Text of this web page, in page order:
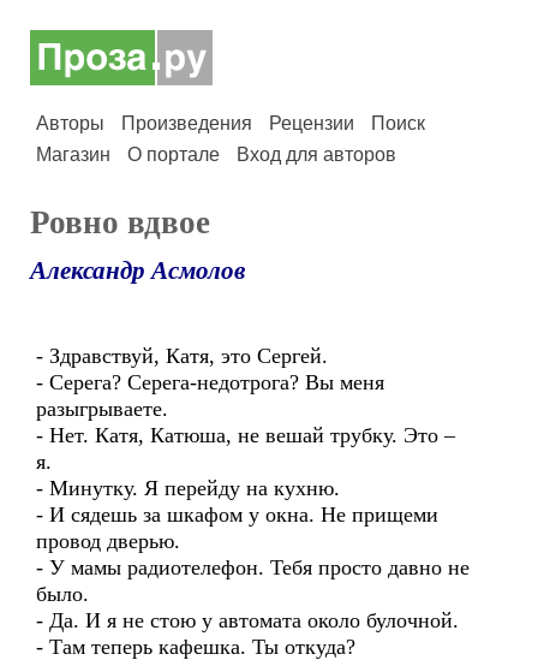
Авторы Произведения Рецензии
Поиск
Магазин
О портале Вход для авторов
Ровно вдвое
Александр Асмолов
- Здравствуй, Катя, это Сергей.
- Серега? Серега-недотрога? Вы меня
разыгрываете.
- Нет. Катя, Катюша, не вешай трубку. Это –
я.
- Минутку. Я перейду на кухню.
- И сядешь за шкафом у окна. Не прищеми
провод дверью.
- У мамы радиотелефон. Тебя просто давно не
было.
- Да. И я не стою у автомата около булочной.
- Там теперь кафешка. Ты откуда?